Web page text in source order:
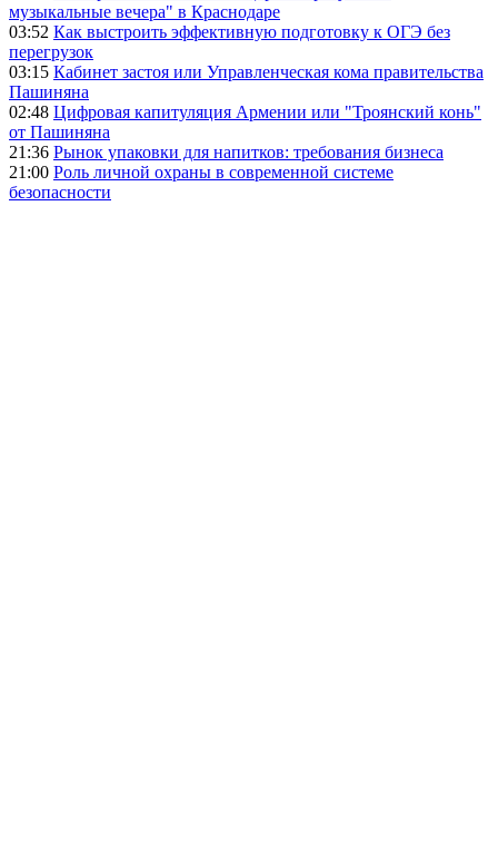
музыкальные вечера" в Краснодаре
03:52 Как выстроить эффективную подготовку к ОГЭ без
перегрузок
03:15 Кабинет застоя или Управленческая кома правительства
Пашиняна
02:48 Цифровая капитуляция Армении или "Троянский конь"
от Пашиняна
21:36 Рынок упаковки для напитков: требования бизнеса
21:00 Роль личной охраны в современной системе
безопасности